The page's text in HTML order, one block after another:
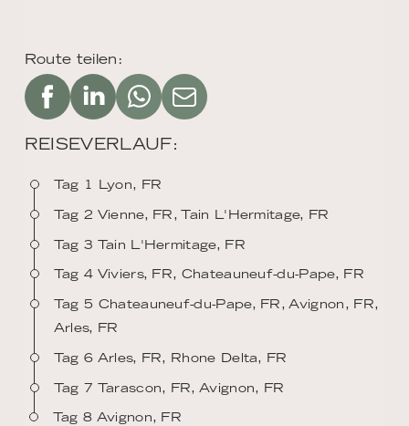
Route teilen:
REISEVERLAUF:
Tag 1 Lyon, FR
Tag 2 Vienne, FR, Tain L'Hermitage, FR
Tag 3 Tain L'Hermitage, FR
Tag 4 Viviers, FR, Chateauneuf-du-Pape, FR
Tag 5 Chateauneuf-du-Pape, FR, Avignon, FR,
Arles, FR
Tag 6 Arles, FR, Rhone Delta, FR
Tag 7 Tarascon, FR, Avignon, FR
Tag 8 Avignon, FR